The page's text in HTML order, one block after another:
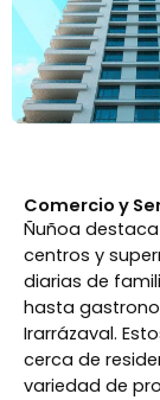
Comercio y
Ñuñoa
centros y
diarias de
hasta
Irarrázaval.
cerca de
variedad de